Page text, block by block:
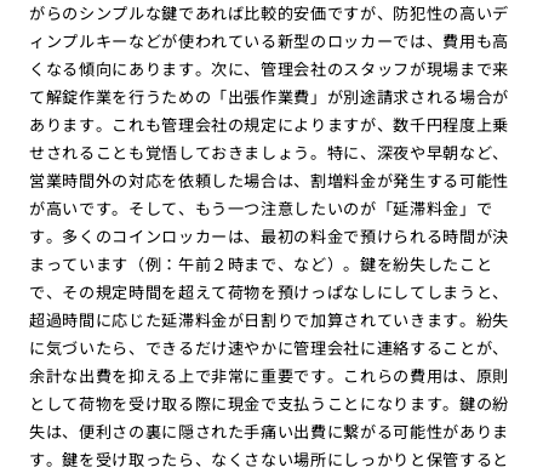
がらのシンプルな鍵であれば比較的安価ですが、防犯性の高いデ
ィンプルキーなどが使われている新型のロッカーでは、費用も高
くなる傾向にあります。次に、管理会社のスタッフが現場まで来
て解錠作業を行うための「出張作業費」が別途請求される場合が
あります。これも管理会社の規定によりますが、数千円程度上乗
せされることも覚悟しておきましょう。特に、深夜や早朝など、
営業時間外の対応を依頼した場合は、割増料金が発生する可能性
が高いです。そして、もう一つ注意したいのが「延滞料金」で
す。多くのコインロッカーは、最初の料金で預けられる時間が決
まっています（例：午前２時まで、など）。鍵を紛失したこと
で、その規定時間を超えて荷物を預けっぱなしにしてしまうと、
超過時間に応じた延滞料金が日割りで加算されていきます。紛失
に気づいたら、できるだけ速やかに管理会社に連絡することが、
余計な出費を抑える上で非常に重要です。これらの費用は、原則
として荷物を受け取る際に現金で支払うことになります。鍵の紛
失は、便利さの裏に隠された手痛い出費に繋がる可能性がありま
す。鍵を受け取ったら、なくさない場所にしっかりと保管すると